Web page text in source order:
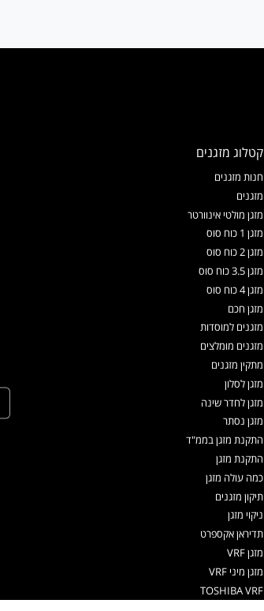
קטלוג מזגנים
חנות מזגנים
מזגנים
מזגן מולטי אינוורטר
מזגן 1 כוח סוס
מזגן 2 כוח סוס
מזגן 3.5 כוח סוס
מזגן 4 כוח סוס
מזגן חכם
מזגנים למוסדות
מזגנים מומלצים
מתקין מזגנים
מזגן לסלון
מזגן לחדר שינה
מזגן נסתר
התקנת מזגן בממ"ד
התקנת מזגן
כמה עולה מזגן
תיקון מזגנים
ניקוי מזגן
תדיראן אקספרט
מזגן VRF
מזגן מיני VRF
TOSHIBA VRF